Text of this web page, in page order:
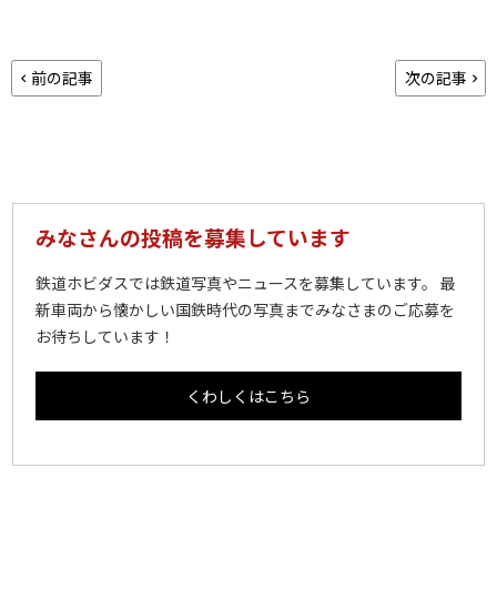
前の記事 次の記事
みなさんの投稿を募集しています
鉄道ホビダスでは鉄道写真やニュースを募集しています。 最
新車両から懐かしい国鉄時代の写真までみなさまのご応募を
お待ちしています！
くわしくはこちら